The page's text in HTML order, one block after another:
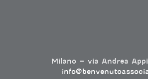
Milano – via Andrea